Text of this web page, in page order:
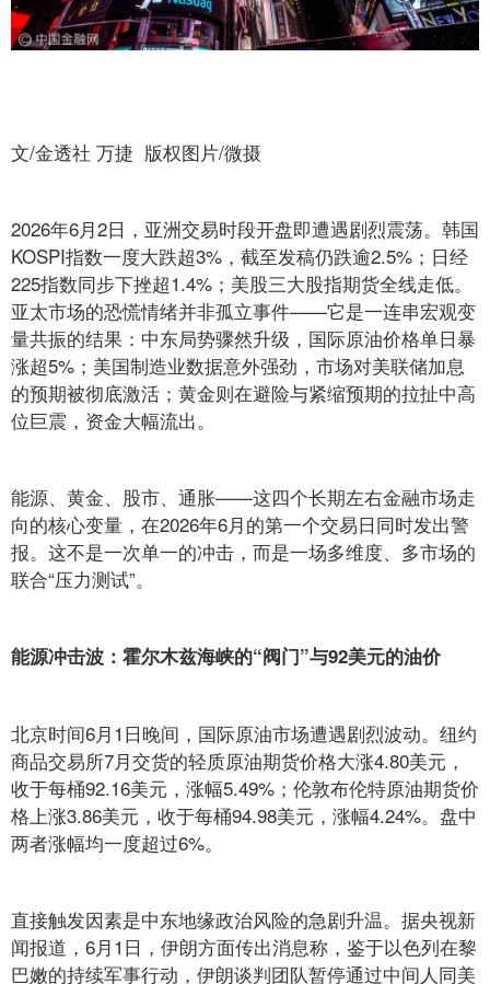
文/金透社 万捷 版权图片/微摄
2026年6月2日，亚洲交易时段开盘即遭遇剧烈震荡。韩国
KOSPI指数一度大跌超3%，截至发稿仍跌逾2.5%；日经
225指数同步下挫超1.4%；美股三大股指期货全线走低。
亚太市场的恐慌情绪并非孤立事件——它是一连串宏观变
量共振的结果：中东局势骤然升级，国际原油价格单日暴
涨超5%；美国制造业数据意外强劲，市场对美联储加息
的预期被彻底激活；黄金则在避险与紧缩预期的拉扯中高
位巨震，资金大幅流出。
能源、黄金、股市、通胀——这四个长期左右金融市场走
向的核心变量，在2026年6月的第一个交易日同时发出警
报。这不是一次单一的冲击，而是一场多维度、多市场的
联合“压力测试”。
能源冲击波：霍尔木兹海峡的“阀门”与92美元的油价
北京时间6月1日晚间，国际原油市场遭遇剧烈波动。纽约
商品交易所7月交货的轻质原油期货价格大涨4.80美元，
收于每桶92.16美元，涨幅5.49%；伦敦布伦特原油期货价
格上涨3.86美元，收于每桶94.98美元，涨幅4.24%。盘中
两者涨幅均一度超过6%。
直接触发因素是中东地缘政治风险的急剧升温。据央视新
闻报道，6月1日，伊朗方面传出消息称，鉴于以色列在黎
巴嫩的持续军事行动，伊朗谈判团队暂停通过中间人同美